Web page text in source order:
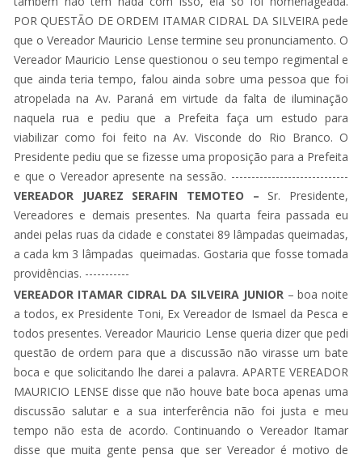
POR QUESTÃO DE ORDEM ITAMAR CIDRAL DA SILVEIRA pede
que o Vereador Mauricio Lense termine seu pronunciamento. O
Vereador Mauricio Lense questionou o seu tempo regimental e
que ainda teria tempo, falou ainda sobre uma pessoa que foi
atropelada na Av. Paraná em virtude da falta de iluminação
naquela rua e pediu que a Prefeita faça um estudo para
viabilizar como foi feito na Av. Visconde do Rio Branco. O
Presidente pediu que se fizesse uma proposição para a Prefeita
e que o Vereador apresente na sessão. -----------------------------
VEREADOR JUAREZ SERAFIN TEMOTEO – Sr. Presidente,
Vereadores e demais presentes. Na quarta feira passada eu
andei pelas ruas da cidade e constatei 89 lâmpadas queimadas,
a cada km 3 lâmpadas queimadas. Gostaria que fosse tomada
providências. -----------
VEREADOR ITAMAR CIDRAL DA SILVEIRA JUNIOR – boa noite
a todos, ex Presidente Toni, Ex Vereador de Ismael da Pesca e
todos presentes. Vereador Mauricio Lense queria dizer que pedi
questão de ordem para que a discussão não virasse um bate
boca e que solicitando lhe darei a palavra. APARTE VEREADOR
MAURICIO LENSE disse que não houve bate boca apenas uma
discussão salutar e a sua interferência não foi justa e meu
tempo não esta de acordo. Continuando o Vereador Itamar
disse que muita gente pensa que ser Vereador é motivo de